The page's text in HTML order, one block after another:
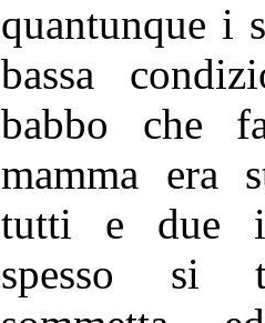
quantunque i
bassa
babbo che
mamma era
tutti e due i
spesso si